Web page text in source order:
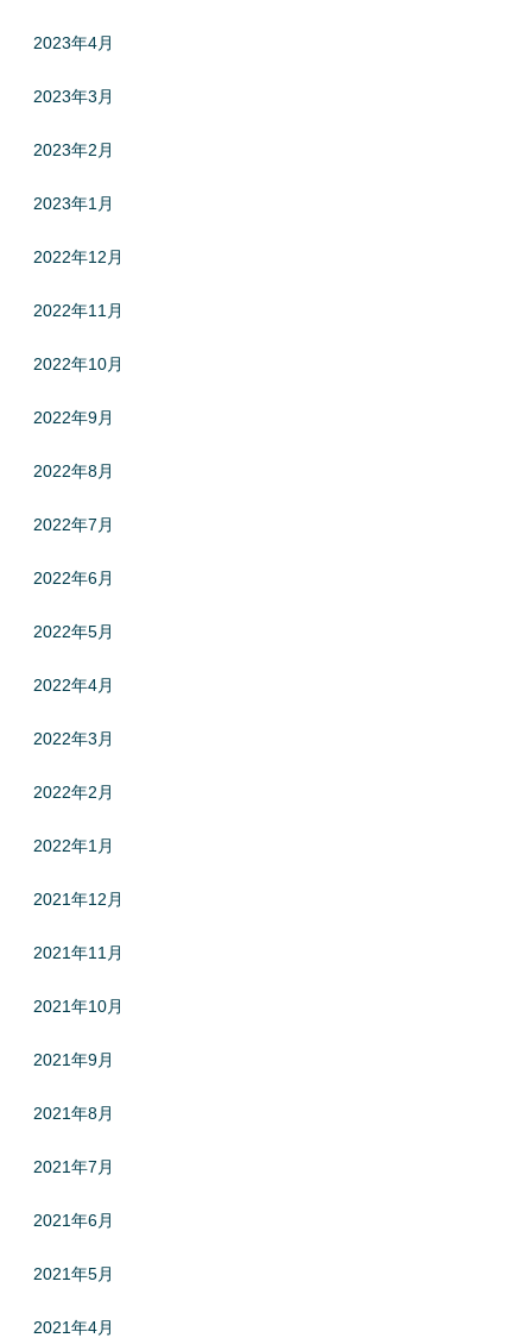
2023年4月
2023年3月
2023年2月
2023年1月
2022年12月
2022年11月
2022年10月
2022年9月
2022年8月
2022年7月
2022年6月
2022年5月
2022年4月
2022年3月
2022年2月
2022年1月
2021年12月
2021年11月
2021年10月
2021年9月
2021年8月
2021年7月
2021年6月
2021年5月
2021年4月